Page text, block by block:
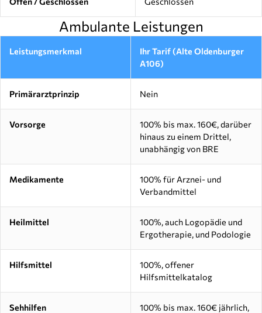
Ambulante Leistungen
Leistungsmerkmal
Ihr Tarif (Alte Oldenburger
A106)
Primärarztprinzip Nein
Vorsorge
100% bis max. 160€, darüber
hinaus zu einem Drittel,
unabhängig von BRE
Medikamente
100% für Arznei- und
Verbandmittel
Heilmittel
100%, auch Logopädie und
Ergotherapie, und Podologie
Hilfsmittel
100%, offener
Hilfsmittelkatalog
Sehhilfen
100% bis max. 160€ jährlich,